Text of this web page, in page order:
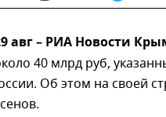
– РИА Новости
40 млрд руб,
Об этом на своей